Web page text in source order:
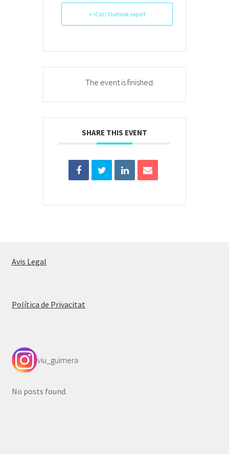
+ iCal / Outlook export
The event is finished.
SHARE THIS EVENT
Avis Legal
Política de Privacitat
viu_guimera
No posts found.